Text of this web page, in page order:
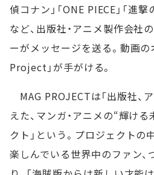
偵コナン」「ONE PIECE」「進
など、出版社・アニメ製作会社
ーがメッセージを送る。動画の
Project」が手がける。
MAG PROJECTは「出版社、
えた、マンガ・アニメの“輝け
クト」という。プロジェクトの
楽しんでいる世界中のファン、